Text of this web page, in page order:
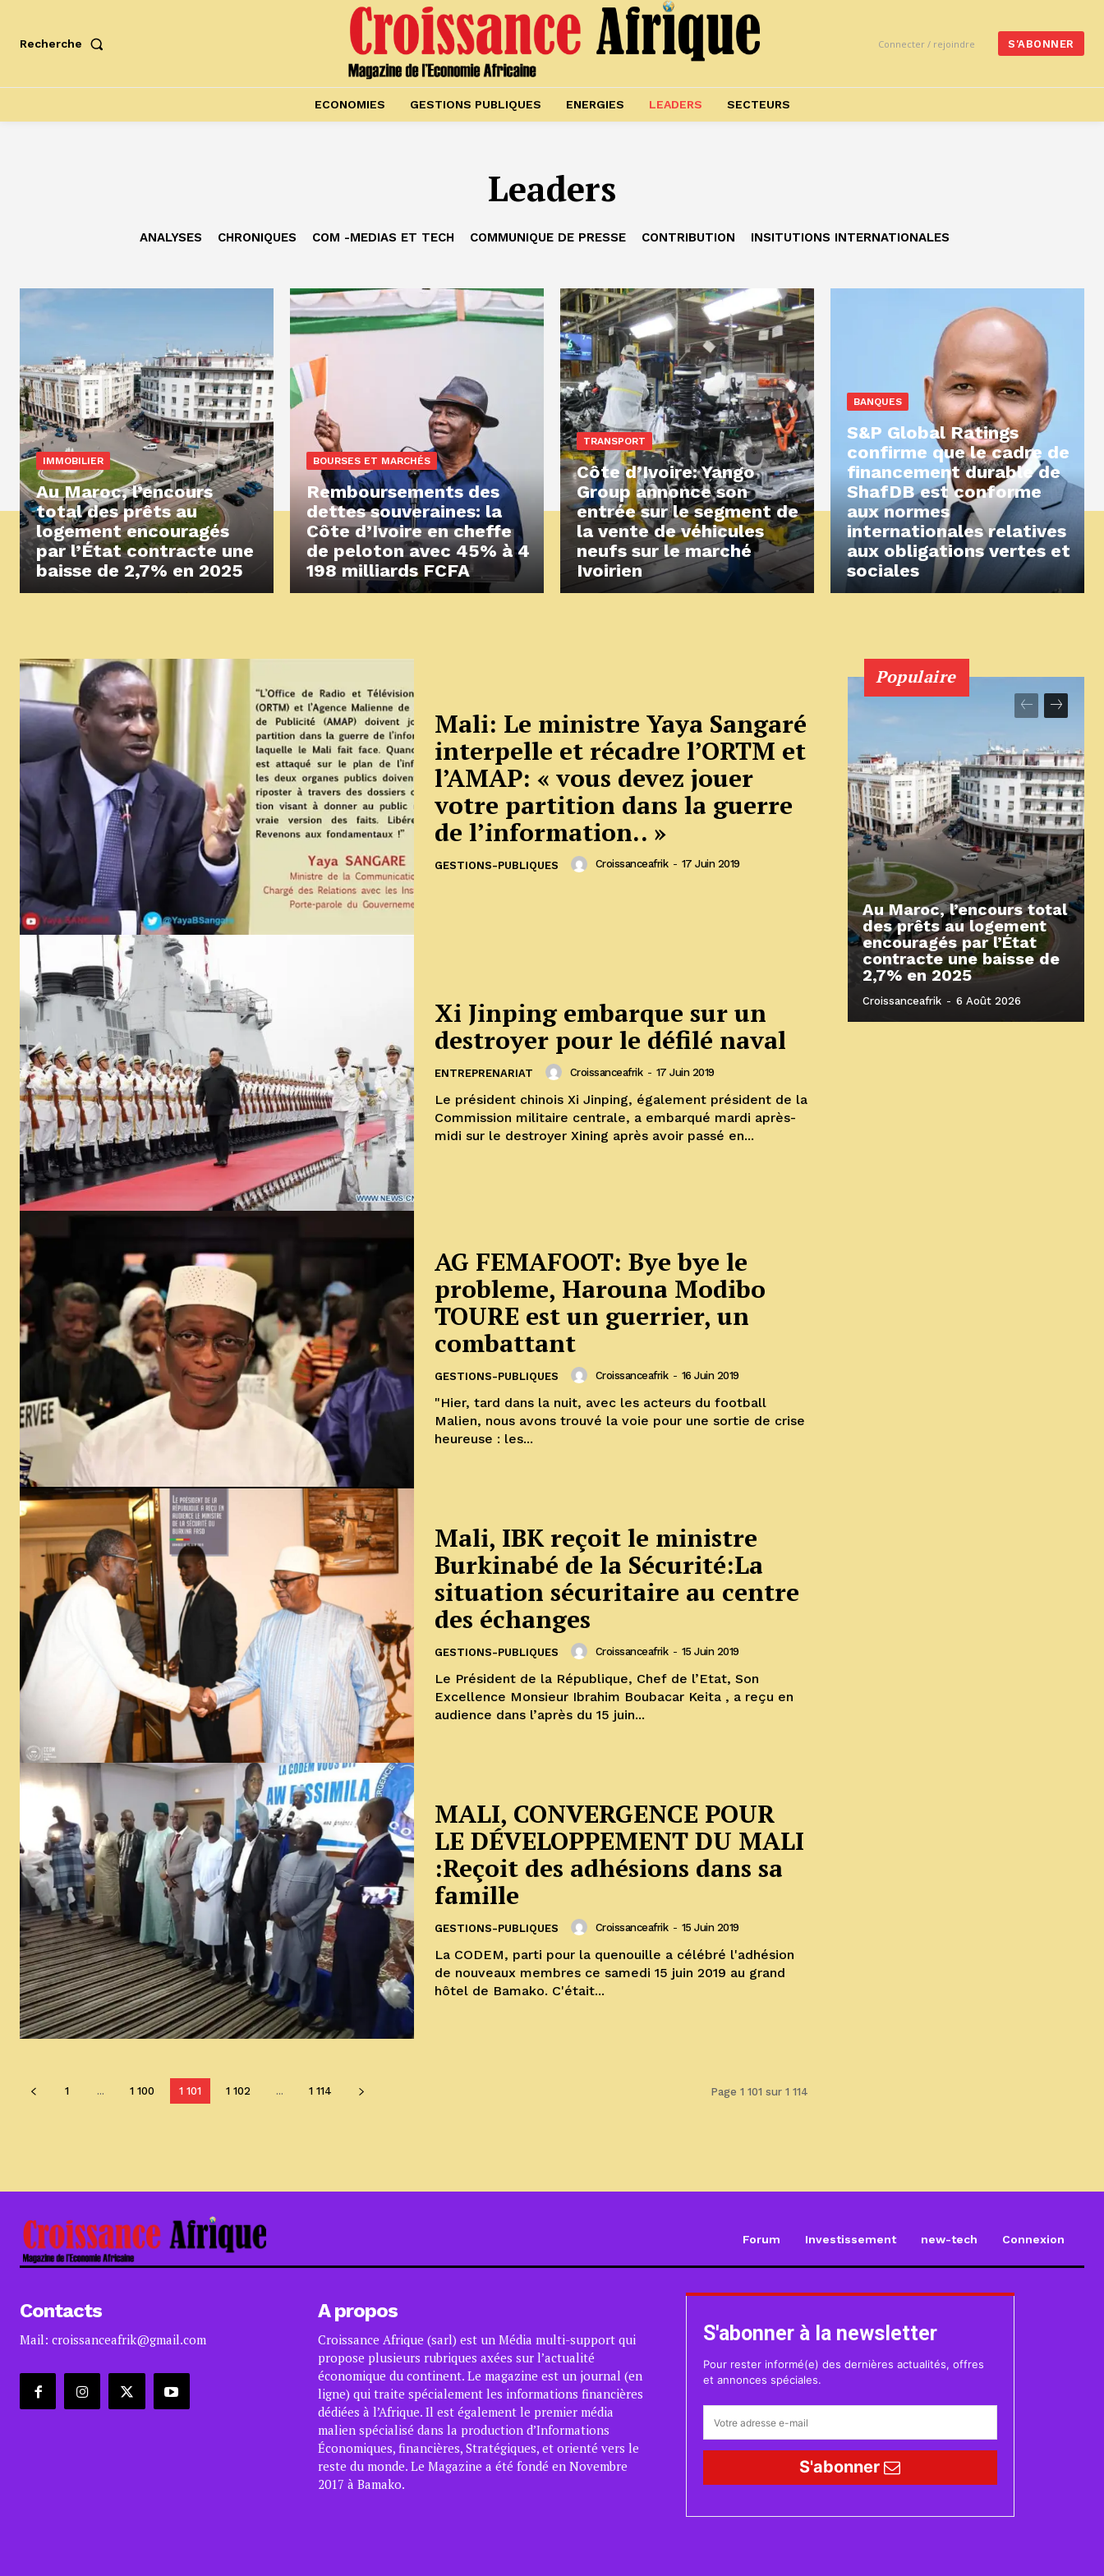
Recherche Connecter / rejoindre S'ABONNER
ECONOMIES GESTIONS PUBLIQUES ENERGIES LEADERS SECTEURS
Leaders
ANALYSES CHRONIQUES COM -MEDIAS ET TECH COMMUNIQUE DE PRESSE CONTRIBUTION INSITUTIONS INTERNATIONALES
IMMOBILIER
Au Maroc, l’encours
total des prêts au
logement encouragés
par l’État contracte une
baisse de 2,7% en 2025
BOURSES ET MARCHÉS
Remboursements des
dettes souveraines: la
Côte d’Ivoire en cheffe
de peloton avec 45% à 4
198 milliards FCFA
TRANSPORT
Côte d’Ivoire: Yango
Group annonce son
entrée sur le segment de
la vente de véhicules
neufs sur le marché
Ivoirien
BANQUES
S&P Global Ratings
confirme que le cadre de
financement durable de
ShafDB est conforme
aux normes
internationales relatives
aux obligations vertes et
sociales
Mali: Le ministre Yaya Sangaré
interpelle et récadre l’ORTM et
l’AMAP: « vous devez jouer
votre partition dans la guerre
de l’information.. »
GESTIONS-PUBLIQUES Croissanceafrik - 17 Juin 2019
Xi Jinping embarque sur un
destroyer pour le défilé naval
ENTREPRENARIAT Croissanceafrik - 17 Juin 2019
Le président chinois Xi Jinping, également président de la
Commission militaire centrale, a embarqué mardi après-
midi sur le destroyer Xining après avoir passé en...
AG FEMAFOOT: Bye bye le
probleme, Harouna Modibo
TOURE est un guerrier, un
combattant
GESTIONS-PUBLIQUES Croissanceafrik - 16 Juin 2019
"Hier, tard dans la nuit, avec les acteurs du football
Malien, nous avons trouvé la voie pour une sortie de crise
heureuse : les...
Mali, IBK reçoit le ministre
Burkinabé de la Sécurité:La
situation sécuritaire au centre
des échanges
GESTIONS-PUBLIQUES Croissanceafrik - 15 Juin 2019
Le Président de la République, Chef de l’Etat, Son
Excellence Monsieur Ibrahim Boubacar Keita , a reçu en
audience dans l’après du 15 juin...
MALI, CONVERGENCE POUR
LE DÉVELOPPEMENT DU MALI
:Reçoit des adhésions dans sa
famille
GESTIONS-PUBLIQUES Croissanceafrik - 15 Juin 2019
La CODEM, parti pour la quenouille a célébré l'adhésion
de nouveaux membres ce samedi 15 juin 2019 au grand
hôtel de Bamako. C'était...
1 ... 1 100 1 101 1 102 ... 1 114 Page 1 101 sur 1 114
Populaire
Au Maroc, l’encours total
des prêts au logement
encouragés par l’État
contracte une baisse de
2,7% en 2025
Croissanceafrik - 6 Août 2026
Forum Investissement new-tech Connexion
Contacts
Mail: croissanceafrik@gmail.com
A propos
Croissance Afrique (sarl) est un Média multi-support qui
propose plusieurs rubriques axées sur l’actualité
économique du continent. Le magazine est un journal (en
ligne) qui traite spécialement les informations financières
dédiées à l’Afrique. Il est également le premier média
malien spécialisé dans la production d’Informations
Économiques, financières, Stratégiques, et orienté vers le
reste du monde. Le Magazine a été fondé en Novembre
2017 à Bamako.
S'abonner à la newsletter
Pour rester informé(e) des dernières actualités, offres
et annonces spéciales.
S'abonner